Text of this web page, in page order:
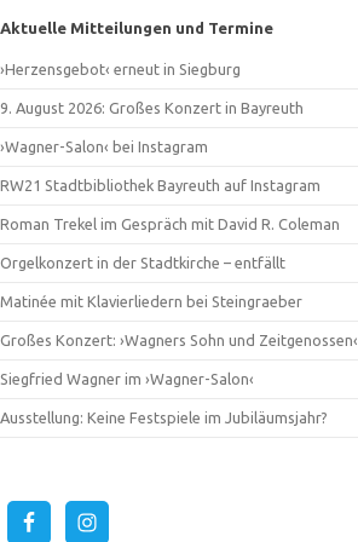
Aktuelle Mitteilungen und Termine
›Herzensgebot‹ erneut in Siegburg
9. August 2026: Großes Konzert in Bayreuth
›Wagner-Salon‹ bei Instagram
RW21 Stadtbibliothek Bayreuth auf Instagram
Roman Trekel im Gespräch mit David R. Coleman
Orgelkonzert in der Stadtkirche – entfällt
Matinée mit Klavierliedern bei Steingraeber
Großes Konzert: ›Wagners Sohn und Zeitgenossen‹
Siegfried Wagner im ›Wagner-Salon‹
Ausstellung: Keine Festspiele im Jubiläumsjahr?